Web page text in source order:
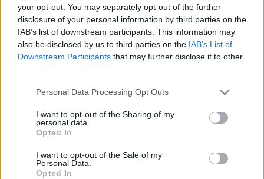
your opt-out. You may separately opt-out of the further
disclosure of your personal information by third parties on the
IAB’s list of downstream participants. This information may
also be disclosed by us to third parties on the IAB’s List of
Downstream Participants that may further disclose it to other
Please note that this website/app uses one or more Google
not limited to your visit or usage behaviour. You may click to
grant or deny consent to Google and its third-party tags to
use your data for below specified purposes in below Google
consent section.
Personal Data Processing Opt Outs
I want to opt-out of the Sharing of my
personal data.
Opted In
I want to opt-out of the Sale of my
Personal Data.
Opted In